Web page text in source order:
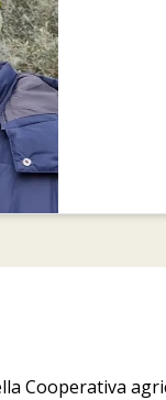
Cooperativa